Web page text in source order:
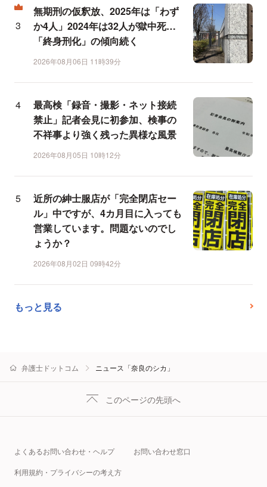
無期刑の仮釈放、2025年は「わず
か4人」2024年は32人が獄中死…
「終身刑化」の傾向続く
2026年08月06日 11時39分
最高検「録音・撮影・ネット接続
禁止」記者会見に初参加、検事の
不祥事より強く残った異様な風景
2026年08月05日 10時12分
近所の紳士服店が「完全閉店セー
ル」中ですが、4カ月目に入っても
営業しています。問題ないのでし
ょうか？
2026年08月02日 09時42分
もっと見る
弁護士ドットコム ニュース「奈良のシカ」
このページの先頭へ
よくあるお問い合わせ・ヘルプ お問い合わせ窓口
利用規約・プライバシーの考え方